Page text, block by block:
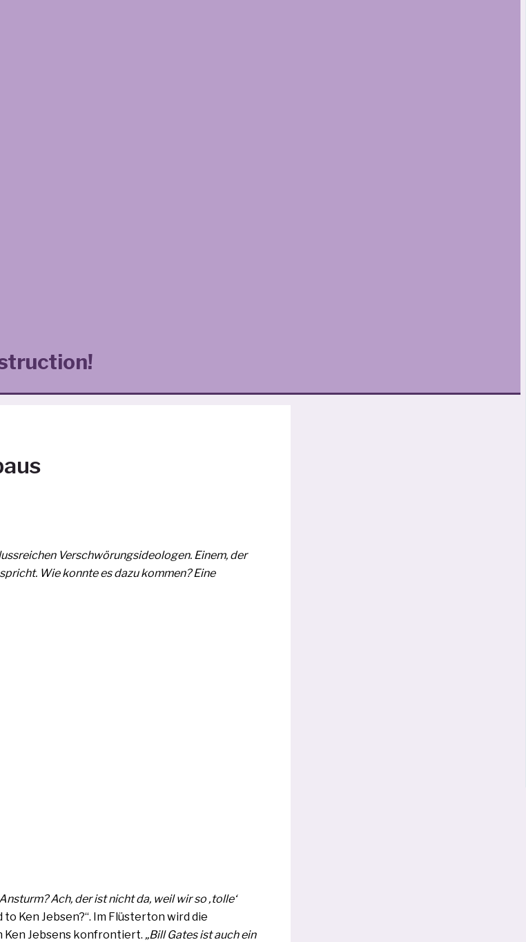
Verschwörungsideologen. Einem, der
Wie konn­te es dazu kom­men? Eine
Ach, der ist nicht da, weil wir so ‚tol­le‘
Ken Jebsen?“. Im Flüsterton wird die
Jebsens kon­fron­tiert. „Bill Gates ist auch ein